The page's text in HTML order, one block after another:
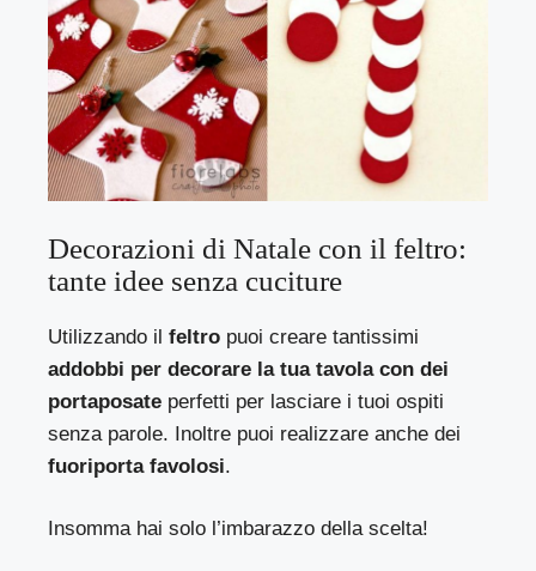
Decorazioni di Natale con il feltro:
tante idee senza cuciture
Utilizzando il feltro puoi creare tantissimi
addobbi per decorare la tua tavola con dei
portaposate perfetti per lasciare i tuoi ospiti
senza parole. Inoltre puoi realizzare anche dei
fuoriporta favolosi.
Insomma hai solo l’imbarazzo della scelta!